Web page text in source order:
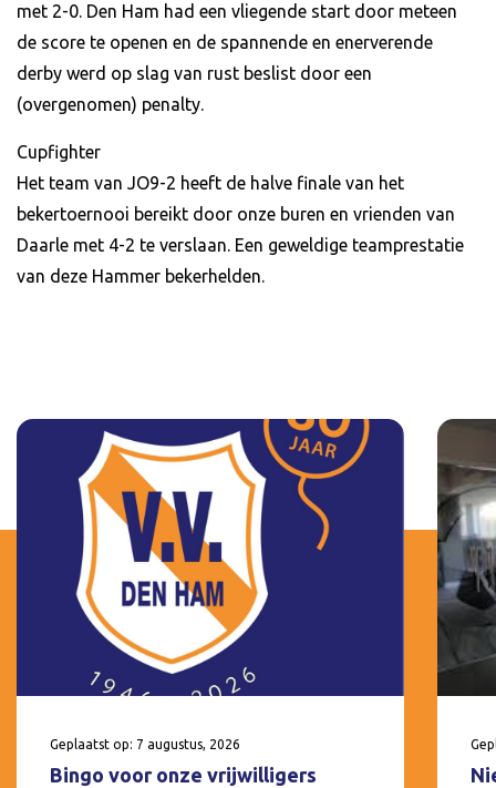
met 2-0. Den Ham had een vliegende start door meteen
de score te openen en de spannende en enerverende
derby werd op slag van rust beslist door een
(overgenomen) penalty.
Cupfighter
Het team van JO9-2 heeft de halve finale van het
bekertoernooi bereikt door onze buren en vrienden van
Daarle met 4-2 te verslaan. Een geweldige teamprestatie
van deze Hammer bekerhelden.
Geplaatst op: 7 augustus, 2026
Bingo voor onze vrijwilligers